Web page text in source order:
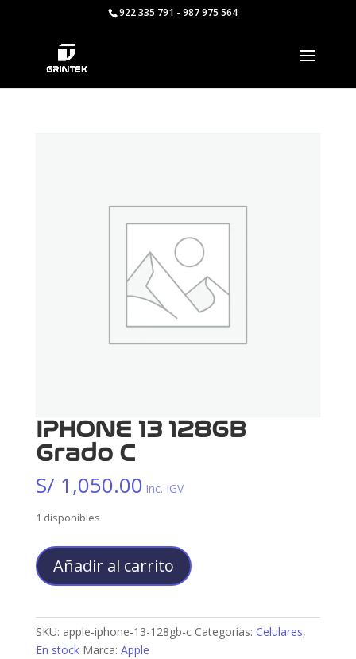
922 335 791 - 987 975 564
IPHONE 13 128GB
Grado C
S/ 1,050.00 inc. IGV
1 disponibles
IPHONE
13
C
cantidad
Añadir al carrito
SKU: apple-iphone-13-128gb-c Categorías: Celulares,
En stock Marca: Apple